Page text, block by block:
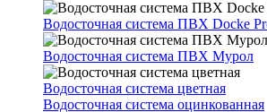
Водосточная система ПВХ Docke
Водосточная система ПВХ Мурол
Водосточная система цветная
Водосточная система оцинкованная